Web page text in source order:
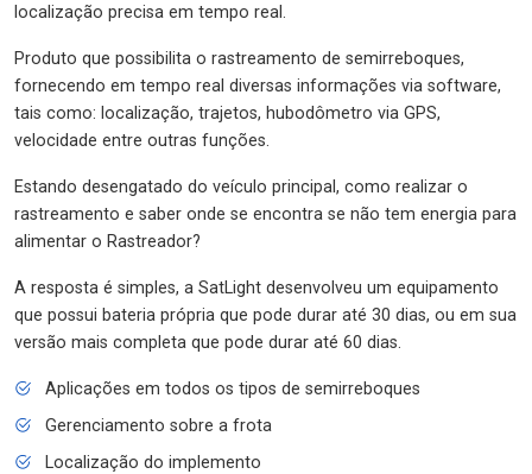
localização precisa em tempo real.
Produto que possibilita o rastreamento de semirreboques,
fornecendo em tempo real diversas informações via software,
tais como: localização, trajetos, hubodômetro via GPS,
velocidade entre outras funções.
Estando desengatado do veículo principal, como realizar o
rastreamento e saber onde se encontra se não tem energia para
alimentar o Rastreador?
A resposta é simples, a SatLight desenvolveu um equipamento
que possui bateria própria que pode durar até 30 dias, ou em sua
versão mais completa que pode durar até 60 dias.
Aplicações em todos os tipos de semirreboques
Gerenciamento sobre a frota
Localização do implemento